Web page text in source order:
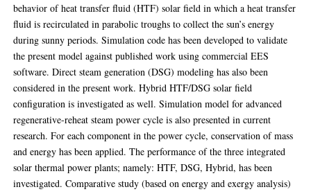
behavior of heat transfer fluid (HTF) solar field in which a heat transfer
fluid is recirculated in parabolic troughs to collect the sun’s energy
during sunny periods. Simulation code has been developed to validate
the present model against published work using commercial EES
software. Direct steam generation (DSG) modeling has also been
considered in the present work. Hybrid HTF/DSG solar field
configuration is investigated as well. Simulation model for advanced
regenerative-reheat steam power cycle is also presented in current
research. For each component in the power cycle, conservation of mass
and energy has been applied. The performance of the three integrated
solar thermal power plants; namely: HTF, DSG, Hybrid, has been
investigated. Comparative study (based on energy and exergy analysis)